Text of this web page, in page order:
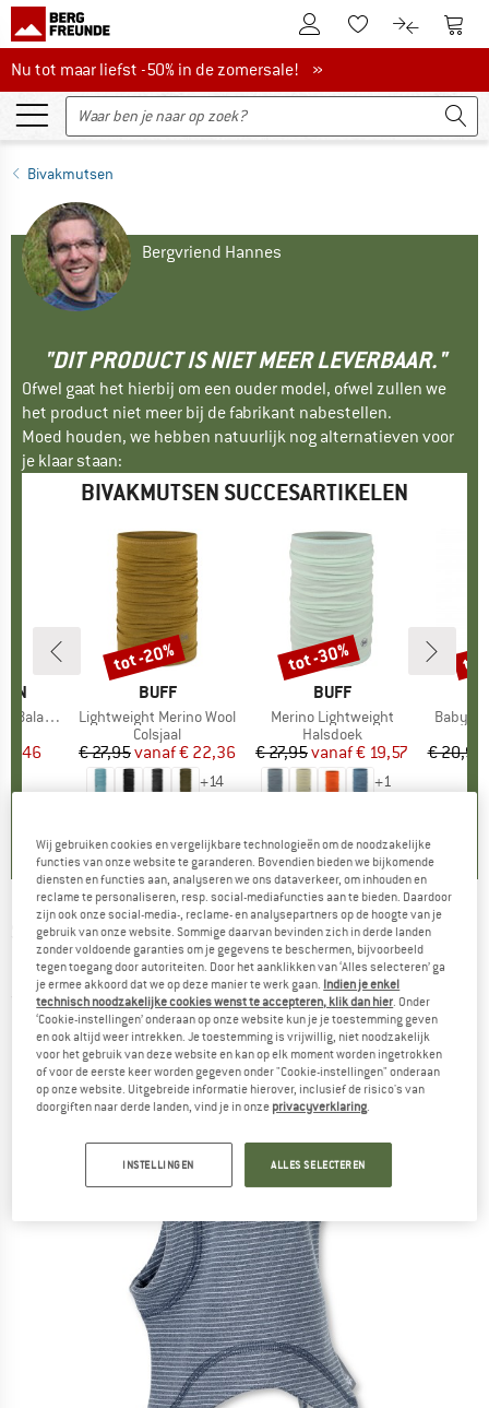
De klantenaccount
Naar deNaar de
Nu tot maar liefst -50% in de zomersale!
Nu tot maar liefst -50% in de zomersale! »
Bivakmutsen
Bergvriend Hannes
"DIT PRODUCT IS NIET MEER LEVERBAAR."
Ofwel gaat het hierbij om een ouder model, ofwel zullen we
het product niet meer bij de fabrikant nabestellen.
Moed houden, we hebben natuurlijk nog alternatieven voor
je klaar staan:
BIVAKMUTSEN SUCCESARTIKELEN
prijs
MERK
BUFF
Artikel
Lightweight Merino Wool
Productgroep
Colsjaal
Prijs
€ 27,95 Verlaagde prijs
vanaf€ 22,36
+14
Korting
tot -20%
MERK
BUFF
Artikel
Merino Lightweight
Productgroep
Halsdoek
Prijs
€ 27,95 Verlaagde prijs
vanaf€ 19,57
+1
Korting
tot -30%
Artikel
Baby-
€ 20,95
tot
STERNTALER - Kid's Schalmütze Streifen -
Bivakmuts
(0)
Wij gebruiken cookies en vergelijkbare technologieën om de noodzakelijke
functies van onze website te garanderen. Bovendien bieden we bijkomende
diensten en functies aan, analyseren we ons dataverkeer, om inhouden en
reclame te personaliseren, resp. social-mediafuncties aan te bieden. Daardoor
zijn ook onze social-media-, reclame- en analysepartners op de hoogte van je
gebruik van onze website. Sommige daarvan bevinden zich in derde landen
zonder voldoende garanties om je gegevens te beschermen, bijvoorbeeld
tegen toegang door autoriteiten. Door het aanklikken van ‘Alles selecteren’ ga
je ermee akkoord dat we op deze manier te werk gaan. Indien je enkel
technisch noodzakelijke cookies wenst te accepteren, klik dan hier . Onder
‘Cookie-instellingen’ onderaan op onze website kun je je toestemming geven
en ook altijd weer intrekken. Je toestemming is vrijwillig, niet noodzakelijk
voor het gebruik van deze website en kan op elk moment worden ingetrokken
of voor de eerste keer worden gegeven onder "Cookie-instellingen" onderaan
op onze website. Uitgebreide informatie hierover, inclusief de risico's van
doorgiften naar derde landen, vind je in onze privacyverklaring
INSTELLINGEN ALLES SELECTEREN